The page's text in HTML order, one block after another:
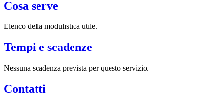
Cosa serve
Elenco della modulistica utile.
Tempi e scadenze
Nessuna scadenza prevista per questo servizio.
Contatti